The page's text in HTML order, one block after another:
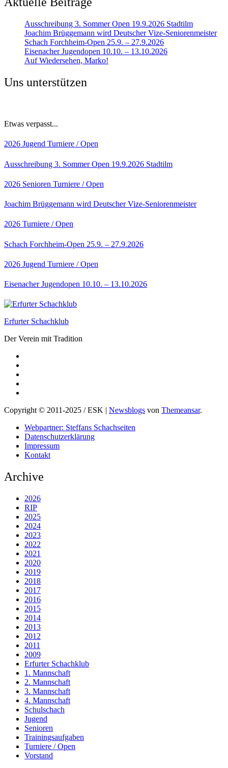
Ausschreibung 3. Sommer Open 19.9.2026 Stadtilm
Joachim Brüggemann wird Deutscher Vize-Seniorenmeister
Schach Forchheim-Open 25.9. – 27.9.2026
Eisenacher Jugendopen 10.10. – 13.10.2026
Auf Wiedersehen, Marko!
Uns unterstützen
Etwas verpasst...
2026 Jugend Turniere / Open
Ausschreibung 3. Sommer Open 19.9.2026 Stadtilm
2026 Senioren Turniere / Open
Joachim Brüggemann wird Deutscher Vize-Seniorenmeister
2026 Turniere / Open
Schach Forchheim-Open 25.9. – 27.9.2026
2026 Jugend Turniere / Open
Eisenacher Jugendopen 10.10. – 13.10.2026
Erfurter Schachklub
Der Verein mit Tradition
Copyright © 2011-2025 / ESK Newsblogs von Themeansar.
Webpartner: Steffans Schachseiten
Datenschutzerklärung
Impressum
Kontakt
Archive
2026
RIP
2025
2024
2023
2022
2021
2020
2019
2018
2017
2016
2015
2014
2013
2012
2011
2009
Erfurter Schachklub
1. Mannschaft
2. Mannschaft
3. Mannschaft
4. Mannschaft
Schulschach
Jugend
Senioren
Trainingsaufgaben
Turniere / Open
Vorstand